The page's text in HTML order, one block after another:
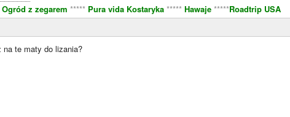
Ogród z zegarem ***** Pura vida Kostaryka ***** Hawaje *****Roadtrip USA
na te maty do lizania?